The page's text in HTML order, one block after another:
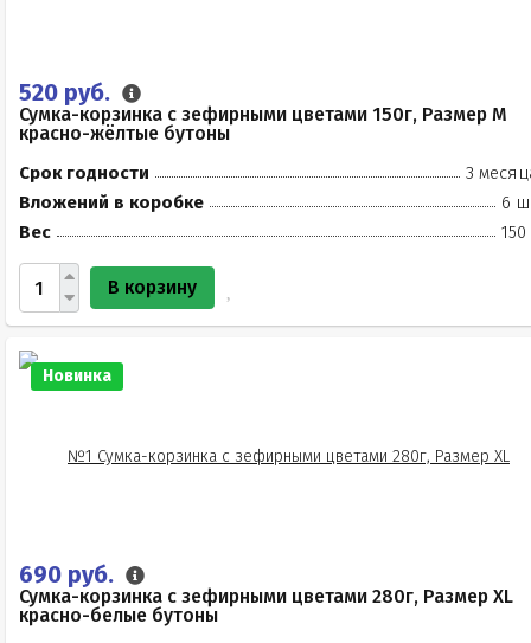
520 руб.
Сумка-корзинка с зефирными цветами 150г, Размер М
красно-жёлтые бутоны
Срок годности
3
Вложений в коробке
6
Вес
150
В корзину
Новинка
690 руб.
Сумка-корзинка с зефирными цветами 280г, Размер XL
красно-белые бутоны